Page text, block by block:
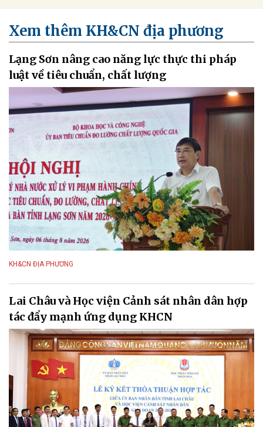
Xem thêm KH&CN địa phương
Lạng Sơn nâng cao năng lực thực thi pháp
luật về tiêu chuẩn, chất lượng
KH&CN ĐỊA PHƯƠNG
Lai Châu và Học viện Cảnh sát nhân dân hợp
tác đẩy mạnh ứng dụng KHCN